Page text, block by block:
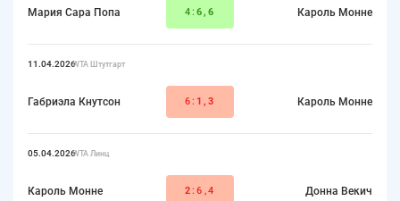
Мария Сара Попа 4: 6,6 Кароль Монне
11.04.2026WTA Штутгарт
Габриэла Кнутсон 6: 1,3 Кароль Монне
05.04.2026WTA Линц
Кароль Монне 2:6,4 Донна Векич